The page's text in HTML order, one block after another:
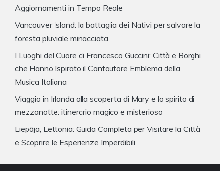
Aggiornamenti in Tempo Reale
Vancouver Island: la battaglia dei Nativi per salvare la
foresta pluviale minacciata
I Luoghi del Cuore di Francesco Guccini: Città e Borghi
che Hanno Ispirato il Cantautore Emblema della
Musica Italiana
Viaggio in Irlanda alla scoperta di Mary e lo spirito di
mezzanotte: itinerario magico e misterioso
Liepāja, Lettonia: Guida Completa per Visitare la Città
e Scoprire le Esperienze Imperdibili